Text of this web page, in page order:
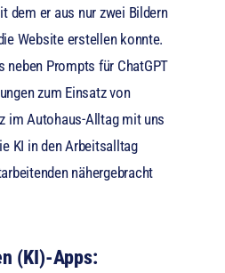
dem er aus nur zwei Bildern
Website erstellen konnte.
neben Prompts für ChatGPT
zum Einsatz von
im Autohaus-Alltag mit uns
KI in den Arbeitsalltag
nähergebracht
(KI)-Apps: